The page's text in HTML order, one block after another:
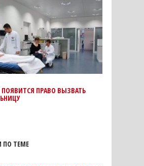
ПРАВО ВЫЗВАТЬ
ПО ТЕМЕ